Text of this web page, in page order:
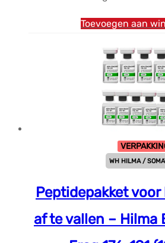
Toevoegen aan
WH HILMA /
Peptidepakket
af te vallen – Hilma